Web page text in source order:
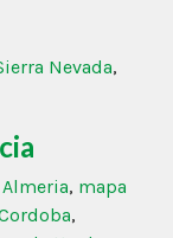
Nevada,
, mapa
,